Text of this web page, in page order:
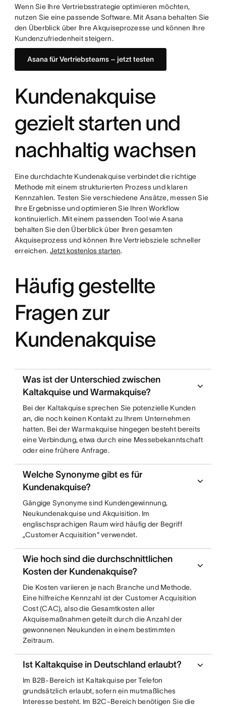
Wenn Sie Ihre Vertriebsstrategie optimieren möchten,
nutzen Sie eine passende Software. Mit Asana behalten Sie
den Überblick über Ihre Akquiseprozesse und können Ihre
Kundenzufriedenheit steigern.
Asana für Vertriebsteams – jetzt testen
Kundenakquise
gezielt starten und
nachhaltig wachsen
Eine durchdachte Kundenakquise verbindet die richtige
Methode mit einem strukturierten Prozess und klaren
Kennzahlen. Testen Sie verschiedene Ansätze, messen Sie
Ihre Ergebnisse und optimieren Sie Ihren Workflow
kontinuierlich. Mit einem passenden Tool wie Asana
behalten Sie den Überblick über Ihren gesamten
Akquiseprozess und können Ihre Vertriebsziele schneller
erreichen. Jetzt kostenlos starten.
Häufig gestellte
Fragen zur
Kundenakquise
Was ist der Unterschied zwischen
Kaltakquise und Warmakquise?
Bei der Kaltakquise sprechen Sie potenzielle Kunden
an, die noch keinen Kontakt zu Ihrem Unternehmen
hatten. Bei der Warmakquise hingegen besteht bereits
eine Verbindung, etwa durch eine Messebekanntschaft
oder eine frühere Anfrage.
Welche Synonyme gibt es für
Kundenakquise?
Gängige Synonyme sind Kundengewinnung,
Neukundenakquise und Akquisition. Im
englischsprachigen Raum wird häufig der Begriff
„Customer Acquisition" verwendet.
Wie hoch sind die durchschnittlichen
Kosten der Kundenakquise?
Die Kosten variieren je nach Branche und Methode.
Eine hilfreiche Kennzahl ist der Customer Acquisition
Cost (CAC), also die Gesamtkosten aller
Akquisemaßnahmen geteilt durch die Anzahl der
gewonnenen Neukunden in einem bestimmten
Zeitraum.
Ist Kaltakquise in Deutschland erlaubt?
Im B2B-Bereich ist Kaltakquise per Telefon
grundsätzlich erlaubt, sofern ein mutmaßliches
Interesse besteht. Im B2C-Bereich benötigen Sie die